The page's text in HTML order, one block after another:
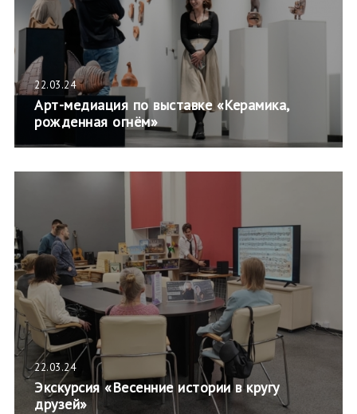
22.03.24
Арт-медиация по выставке «Керамика,
рожденная огнём»
22.03.24
Экскурсия «Весенние истории в кругу
друзей»